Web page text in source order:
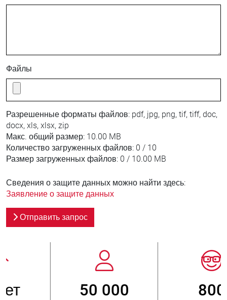
Файлы
Разрешенные форматы файлов: pdf, jpg, png, tif, tiff, doc,
docx, xls, xlsx, zip
Макс. общий размер: 10.00 MB
Количество загруженных файлов: 0 / 10
Размер загруженных файлов: 0 / 10.00 MB
Сведения о защите данных можно найти здесь:
Заявление о защите данных
Отправить запрос
> 3 500 000